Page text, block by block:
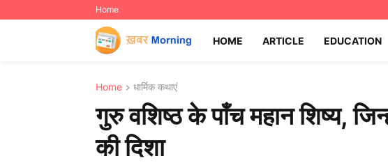
Home
HOME ARTICLE EDUCATION
Home धार्मिक कथाएं
गुरु वशिष्ठ के पाँच महान शिष्य,
की दिशा